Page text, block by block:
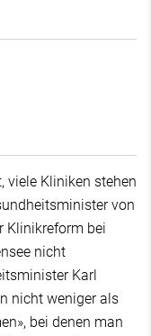
viele Kliniken stehen
von
Klinikreform bei
nicht
Karl
nicht weniger als
bei denen man